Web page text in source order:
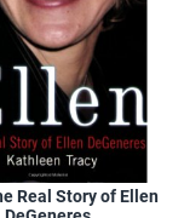
Real Story of Ellen